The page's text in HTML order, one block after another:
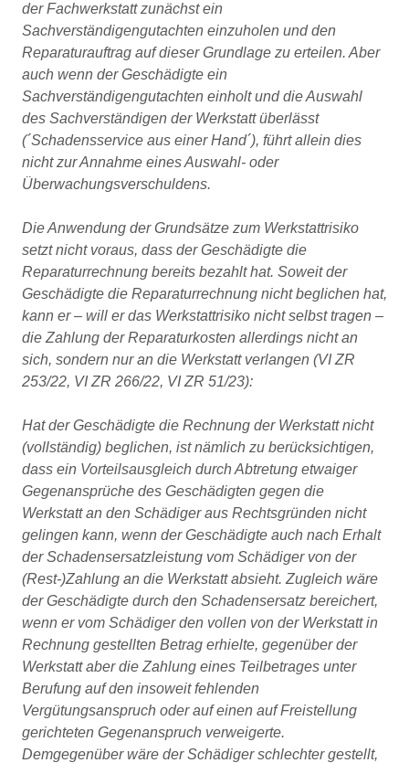
der Fachwerkstatt zunächst ein
Sachverständigengutachten einzuholen und den
Reparaturauftrag auf dieser Grundlage zu erteilen. Aber
auch wenn der Geschädigte ein
Sachverständigengutachten einholt und die Auswahl
des Sachverständigen der Werkstatt überlässt
(´Schadensservice aus einer Hand´), führt allein dies
nicht zur Annahme eines Auswahl- oder
Überwachungsverschuldens.
Die Anwendung der Grundsätze zum Werkstattrisiko
setzt nicht voraus, dass der Geschädigte die
Reparaturrechnung bereits bezahlt hat. Soweit der
Geschädigte die Reparaturrechnung nicht beglichen hat,
kann er – will er das Werkstattrisiko nicht selbst tragen –
die Zahlung der Reparaturkosten allerdings nicht an
sich, sondern nur an die Werkstatt verlangen (VI ZR
253/22, VI ZR 266/22, VI ZR 51/23):
Hat der Geschädigte die Rechnung der Werkstatt nicht
(vollständig) beglichen, ist nämlich zu berücksichtigen,
dass ein Vorteilsausgleich durch Abtretung etwaiger
Gegenansprüche des Geschädigten gegen die
Werkstatt an den Schädiger aus Rechtsgründen nicht
gelingen kann, wenn der Geschädigte auch nach Erhalt
der Schadensersatzleistung vom Schädiger von der
(Rest-)Zahlung an die Werkstatt absieht. Zugleich wäre
der Geschädigte durch den Schadensersatz bereichert,
wenn er vom Schädiger den vollen von der Werkstatt in
Rechnung gestellten Betrag erhielte, gegenüber der
Werkstatt aber die Zahlung eines Teilbetrages unter
Berufung auf den insoweit fehlenden
Vergütungsanspruch oder auf einen auf Freistellung
gerichteten Gegenanspruch verweigerte.
Demgegenüber wäre der Schädiger schlechter gestellt,